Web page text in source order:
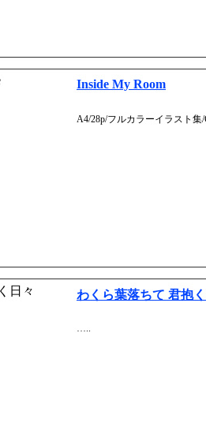
Inside My Room
A4/28p/フルカラーイラスト集
わくら葉落ちて 君抱
…..